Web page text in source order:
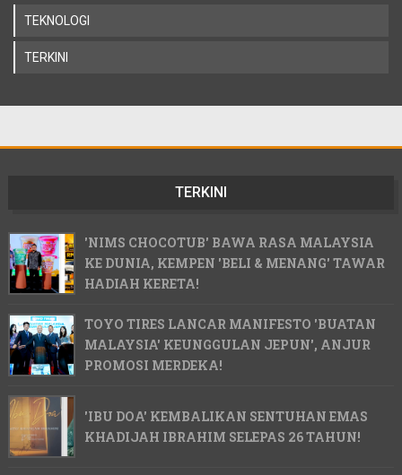
TEKNOLOGI
TERKINI
TERKINI
'NIMS CHOCOTUB' BAWA RASA MALAYSIA
KE DUNIA, KEMPEN 'BELI & MENANG' TAWAR
HADIAH KERETA!
TOYO TIRES LANCAR MANIFESTO 'BUATAN
MALAYSIA' KEUNGGULAN JEPUN', ANJUR
PROMOSI MERDEKA!
'IBU DOA' KEMBALIKAN SENTUHAN EMAS
KHADIJAH IBRAHIM SELEPAS 26 TAHUN!